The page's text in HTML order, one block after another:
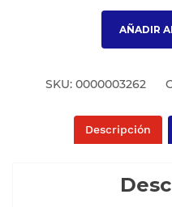
AÑADIR
SKU: 0000003262
Descripción